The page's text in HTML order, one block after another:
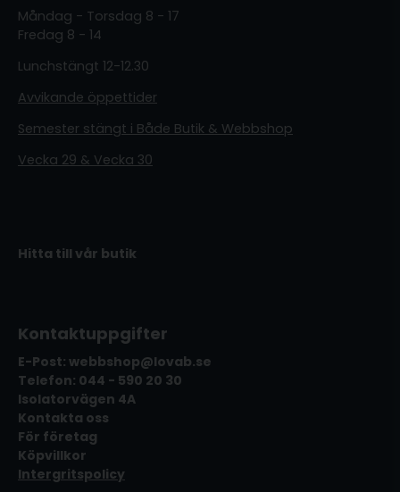
Måndag - Torsdag 8 - 17
Fredag 8 - 14
Lunchstängt 12-12.30
Avvikande öppettider
Semester stängt i Både Butik & Webbshop
Vecka 29 & Vecka 30
Hitta till vår butik
Kontaktuppgifter
E-Post: webbshop@lovab.se
Telefon: 044 - 590 20 30
Isolatorvägen 4A
Kontakta oss
För företag
Köpvillkor
Intergritspolicy